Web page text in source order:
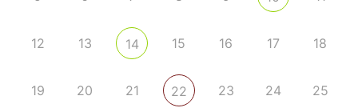
12 13 14 15 16 17 18
19 20 21 22 23 24 25